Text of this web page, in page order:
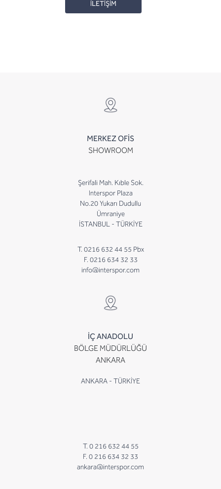
İLETİŞİM
MERKEZ OFİS
SHOWROOM
Şerifali Mah. Kıble Sok.
Interspor Plaza
No.20 Yukarı Dudullu
Ümraniye
İSTANBUL - TÜRKİYE
T. 0216 632 44 55 Pbx
F. 0216 634 32 33
info@interspor.com
İÇ ANADOLU
BÖLGE MÜDÜRLÜĞÜ
ANKARA
ANKARA - TÜRKİYE
T. 0 216 632 44 55
F. 0 216 634 32 33
ankara@interspor.com